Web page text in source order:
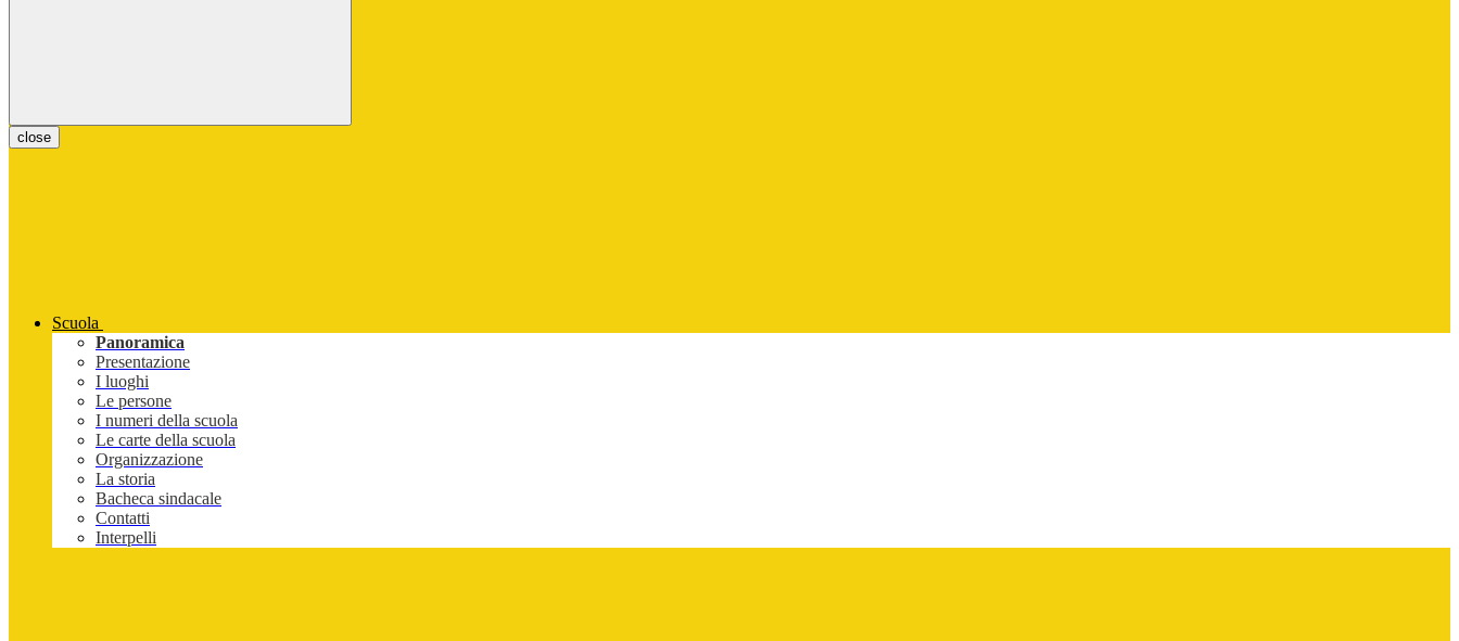
close
Scuola
Panoramica
Presentazione
I luoghi
Le persone
I numeri della scuola
Le carte della scuola
Organizzazione
La storia
Bacheca sindacale
Contatti
Interpelli